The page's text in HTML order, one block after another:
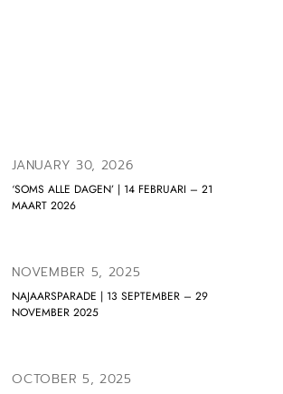
JANUARY 30, 2026
‘SOMS ALLE DAGEN’ | 14 FEBRUARI – 21
MAART 2026
NOVEMBER 5, 2025
NAJAARSPARADE | 13 SEPTEMBER – 29
NOVEMBER 2025
OCTOBER 5, 2025